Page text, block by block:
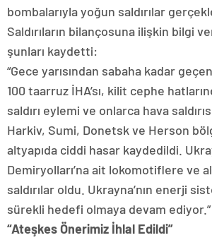
bombalarıyla yoğun saldırılar
Saldırıların bilançosuna ilişkin bilgi
şunları kaydetti:
“Gece yarısından sabaha kadar
100 taarruz İHA’sı, kilit cephe
saldırı eylemi ve onlarca hava
Harkiv, Sumi, Donetsk ve Herson
altyapıda ciddi hasar kaydedildi.
Demiryolları’na ait lokomotiflere ve
saldırılar oldu. Ukrayna’nın enerji
sürekli hedefi olmaya devam ediyor.”
“Ateşkes Önerimiz İhlal Edildi”